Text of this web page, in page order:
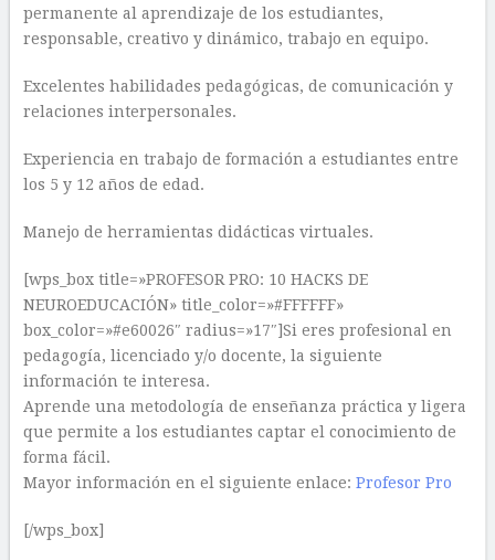
permanente al aprendizaje de los estudiantes,
responsable, creativo y dinámico, trabajo en equipo.
Excelentes habilidades pedagógicas, de comunicación y
relaciones interpersonales.
Experiencia en trabajo de formación a estudiantes entre
los 5 y 12 años de edad.
Manejo de herramientas didácticas virtuales.
[wps_box title=»PROFESOR PRO: 10 HACKS DE
NEUROEDUCACIÓN» title_color=»#FFFFFF»
box_color=»#e60026″ radius=»17″]Si eres profesional en
pedagogía, licenciado y/o docente, la siguiente
información te interesa.
Aprende una metodología de enseñanza práctica y ligera
que permite a los estudiantes captar el conocimiento de
forma fácil.
Mayor información en el siguiente enlace: Profesor Pro
[/wps_box]